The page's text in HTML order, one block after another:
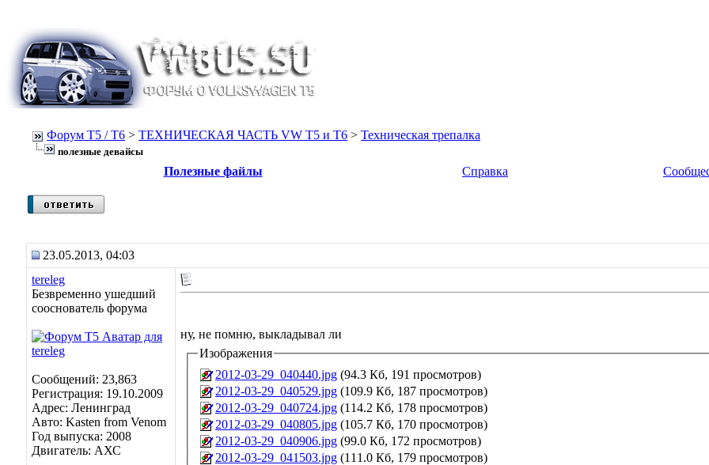
Форум Т5 / T6 > ТЕХНИЧЕСКАЯ ЧАСТЬ VW T5 и T6 > Техническая трепалка
полезные девайсы
Полезные файлы Справка
23.05.2013, 04:03
tereleg
Безвременно ушедший
сооснователь форума
Сообщений: 23,863
Регистрация: 19.10.2009
Адрес: Ленинград
Авто: Kasten from Venom
Год выпуска: 2008
Двигатель: АХС
ну, не помню, выкладывал ли
Изображения
2012-03-29_040440.jpg (94.3 Кб, 191 просмотров)
2012-03-29_040529.jpg (109.9 Кб, 187 просмотров)
2012-03-29_040724.jpg (114.2 Кб, 178 просмотров)
2012-03-29_040805.jpg (105.7 Кб, 170 просмотров)
2012-03-29_040906.jpg (99.0 Кб, 172 просмотров)
2012-03-29_041503.jpg (111.0 Кб, 179 просмотров)